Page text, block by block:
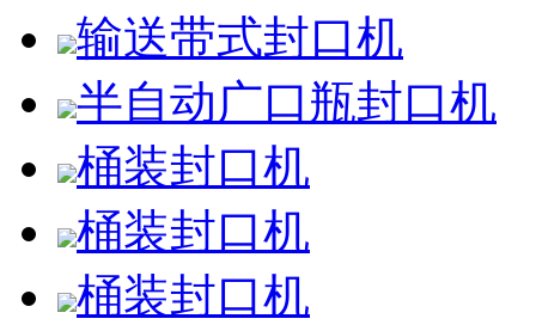
输送带式封口机
半自动广口瓶封口机
桶装封口机
桶装封口机
桶装封口机